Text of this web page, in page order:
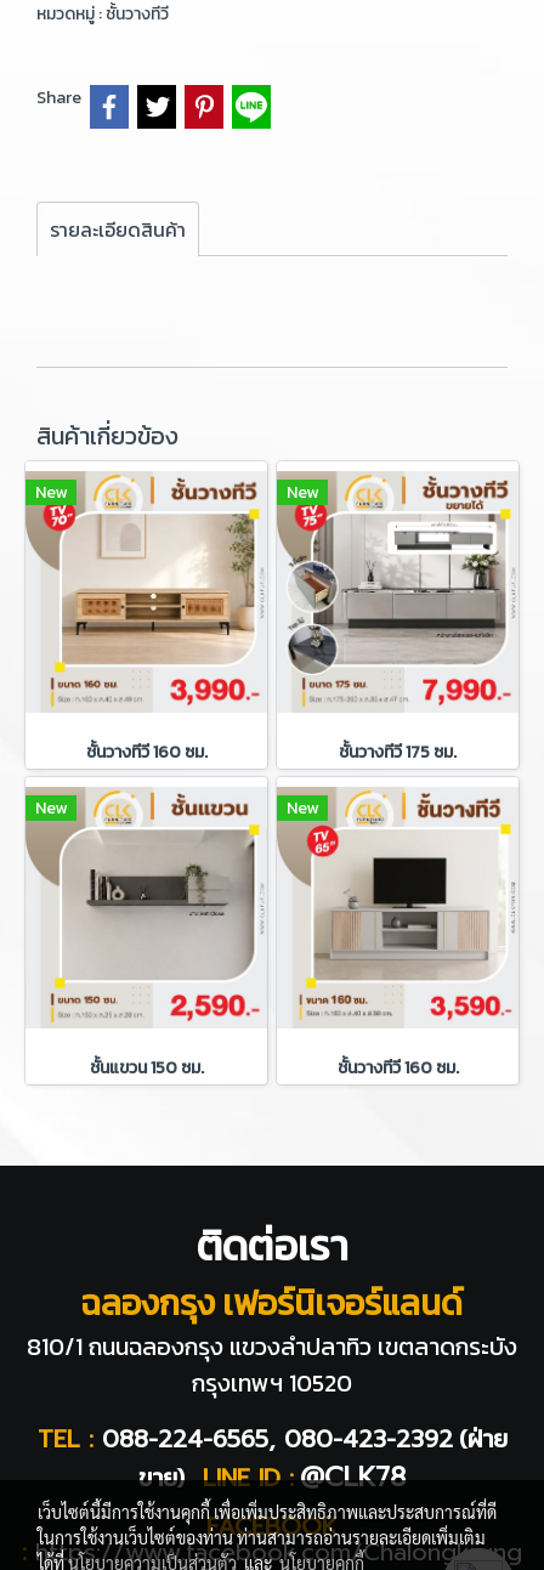
หมวดหมู่ :ชั้นวางทีวี
Share
รายละเอียดสินค้า
สินค้าเกี่ยวข้อง
New
ชั้นวางทีวี 160 ซม.
New
ชั้นวางทีวี 175 ซม.
New
ชั้นแขวน 150 ซม.
New
ชั้นวางทีวี 160 ซม.
ติดต่อเรา
ฉลองกรุง เฟอร์นิเจอร์แลนด์
810/1 ถนนฉลองกรุง แขวงลำปลาทิว เขตลาดกระบัง
กรุงเทพฯ 10520
TEL : 088-224-6565, 080-423-2392 (ฝ่าย
ขาย) LINE ID : @CLK78
FACEBOOK
: https://www.facebook.com/Chalongkrung
เว็บไซต์นี้มีการใช้งานคุกกี้ เพื่อเพิ่มประสิทธิภาพและประสบการณ์ที่ดี
ในการใช้งานเว็บไซต์ของท่าน ท่านสามารถอ่านรายละเอียดเพิ่มเติม
ได้ที่นโยบายความเป็นส่วนตัวและนโยบายคุกกี้